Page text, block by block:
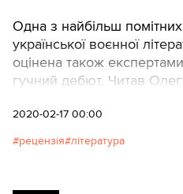
Одна з найбільш
української воєнної
оцінена також
гучний дебют. Читав
2020-02-17 00:00
рецензія література